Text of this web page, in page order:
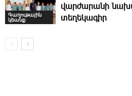
Գաղութային
կեանք
վարժարանի
տեղեկագիր